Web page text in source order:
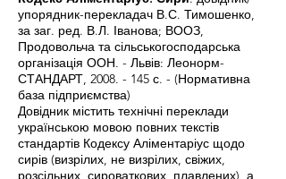
упорядник-перекладач В.С. Тимошенко,
за заг. ред. В.Л. Іванова; ВООЗ,
Продовольча та сільськогосподарська
організація ООН. - Львів: Леонорм-
СТАНДАРТ, 2008. - 145 с. - (Нормативна
база підприємства)
Довідник містить технічні переклади
українською мовою повних текстів
стандартів Кодексу Аліментаріус щодо
сирів (визрілих, не визрілих, свіжих,
розсільних, сироваткових, плавлених), а